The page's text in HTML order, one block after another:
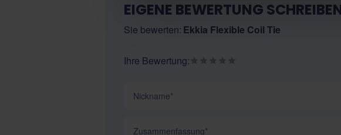
EIGENE BEWERTUNG
Sie bewerten: Ekkia Flexible Coil Tie
Ihre Bewertung: